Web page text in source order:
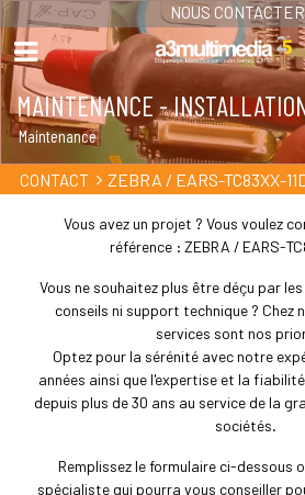
NOUS
MAINTENANCE -
Maintenance
CONTACT ZEBRA / EARS-TC83XX-
Vous avez un projet ? Vous voulez
référence : ZEBRA / EARS-
Vous ne souhaitez plus être déçu par
conseils ni support technique ? Chez
services sont nos
Optez pour la sérénité avec notre
années ainsi que l'expertise et la
depuis plus de 30 ans au service de la
sociétés.
Remplissez le formulaire ci-dessous
spécialiste qui pourra vous conseiller